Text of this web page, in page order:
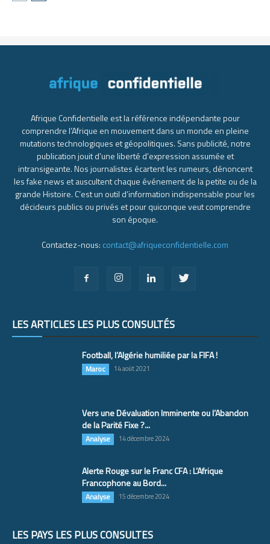
Afrique Confidentielle est la référence indépendante pour
comprendre l’Afrique en mouvement dans un monde en pleine
mutations technologiques et géopolitiques. Sans publicité, notre
publication jouit d’une liberté d’expression assumée et
intransigeante. Nos journalistes écartent les rumeurs, dénoncent
les fake news et auscultent chaque événement de la petite ou de la
grande Histoire. C’est un outil d’information indispensable pour les
décideurs publics ou privés et pour quiconque veut comprendre
son époque.
Contactez-nous: contact@afriqueconfidentielle.com
LES ARTICLES LES PLUS CONSULTÉS
Football, l’Algérie humiliée par la FIFA !
Maroc 14 août 2021
Vers une Dévaluation Imminente ou l’Abandon
de la Parité Fixe ?...
Analyse 14 décembre 2024
Alerte Rouge sur le Franc CFA : L’Afrique
Francophone au Bord...
Analyse 15 décembre 2024
LES PAYS LES PLUS CONSULTÉS